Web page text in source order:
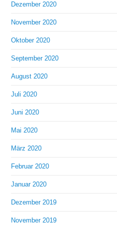
Dezember 2020
November 2020
Oktober 2020
September 2020
August 2020
Juli 2020
Juni 2020
Mai 2020
März 2020
Februar 2020
Januar 2020
Dezember 2019
November 2019